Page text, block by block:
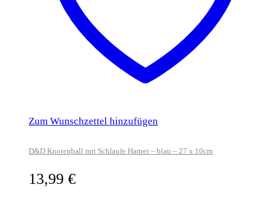
Zum Wunschzettel hinzufügen
D&D Knotenball mit Schlaufe Harper – blau – 27 x 10cm
13,99 €